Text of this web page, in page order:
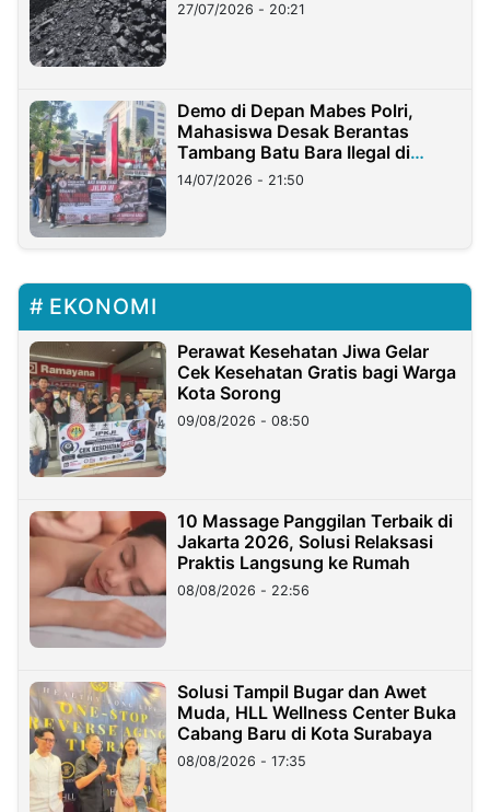
27/07/2026 - 20:21
Demo di Depan Mabes Polri,
Mahasiswa Desak Berantas
Tambang Batu Bara Ilegal di
Lampung
14/07/2026 - 21:50
EKONOMI
Perawat Kesehatan Jiwa Gelar
Cek Kesehatan Gratis bagi Warga
Kota Sorong
09/08/2026 - 08:50
10 Massage Panggilan Terbaik di
Jakarta 2026, Solusi Relaksasi
Praktis Langsung ke Rumah
08/08/2026 - 22:56
Solusi Tampil Bugar dan Awet
Muda, HLL Wellness Center Buka
Cabang Baru di Kota Surabaya
08/08/2026 - 17:35